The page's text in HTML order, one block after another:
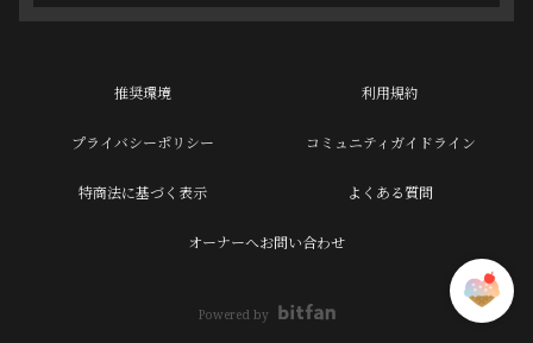
推奨環境 利用規約
プライバシーポリシー コミュニティガイドライン
特商法に基づく表示 よくある質問
オーナーへお問い合わせ
Powered by